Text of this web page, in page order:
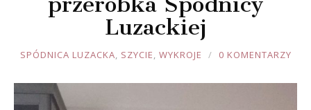
Luzackiej
JOULE
SPÓDNICA LUZACKA, SZYCIE, WYKROJE 0 KOMENTARZY